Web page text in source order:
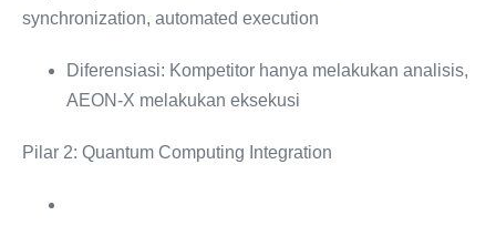
synchronization, automated execution
Diferensiasi: Kompetitor hanya melakukan analisis,
AEON-X melakukan eksekusi
Pilar 2: Quantum Computing Integration